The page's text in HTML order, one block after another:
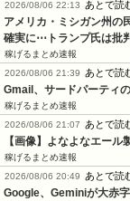
2026/08/06 22:13
あとで読
アメリカ・ミシガン州の
確実に⋯トランプ氏は批
稼げるまとめ速報
2026/08/06 21:39
あとで読
Gmail、サードパーティ
稼げるまとめ速報
2026/08/06 21:07
あとで読
【画像】よなよなエー
稼げるまとめ速報
2026/08/06 20:49
あとで読
Google、Geminiが大赤